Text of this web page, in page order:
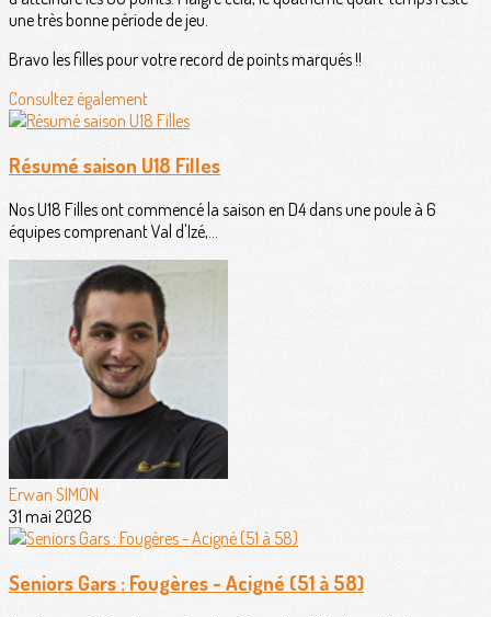
une très bonne période de jeu.
Bravo les filles pour votre record de points marqués !!
Consultez également
Résumé saison U18 Filles
Nos U18 Filles ont commencé la saison en D4 dans une poule à 6
équipes comprenant Val d'Izé,...
Erwan SIMON
31 mai 2026
Seniors Gars : Fougères - Acigné (51 à 58)